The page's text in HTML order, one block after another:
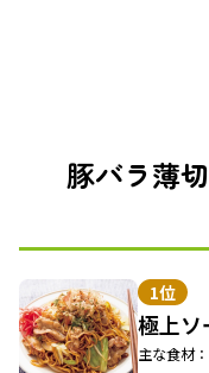
豚バラ薄
1位
極上ソ
主な食材